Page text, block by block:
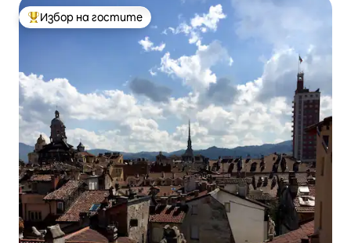
Най-популярен избор на гостите
Избор на гостите